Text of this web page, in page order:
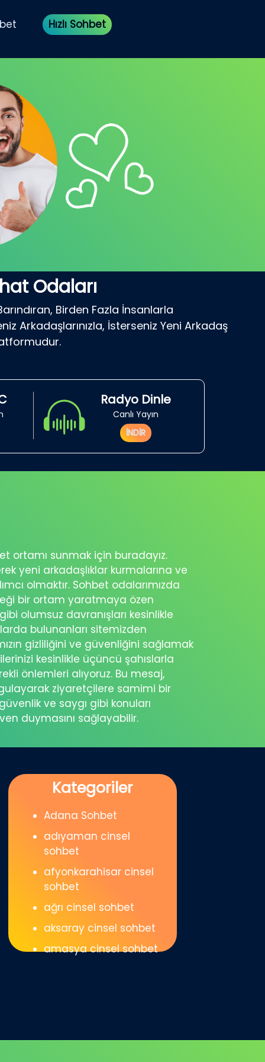
Hızlı Sohbet
Odaları
Birden Fazla İnsanlarla
Arkadaşlarınızla, İsterseniz Yeni Arkadaş
Radyo Dinle
Canlı Yayın
İNDİR
ortamı sunmak için buradayız.
yeni arkadaşlıklar kurmalarına ve
olmaktır. Sohbet odalarımızda
bir ortam yaratmaya özen
olumsuz davranışları kesinlikle
bulunanları sitemizden
gizliliğini ve güvenliğini sağlamak
kesinlikle üçüncü şahıslarla
önlemleri alıyoruz. Bu mesaj,
ziyaretçilere samimi bir
ve saygı gibi konuları
duymasını sağlayabilir.
Kategoriler
Adana Sohbet
adıyaman cinsel
sohbet
afyonkarahisar cinsel
sohbet
ağrı cinsel sohbet
aksaray cinsel sohbet
amasya cinsel sohbet